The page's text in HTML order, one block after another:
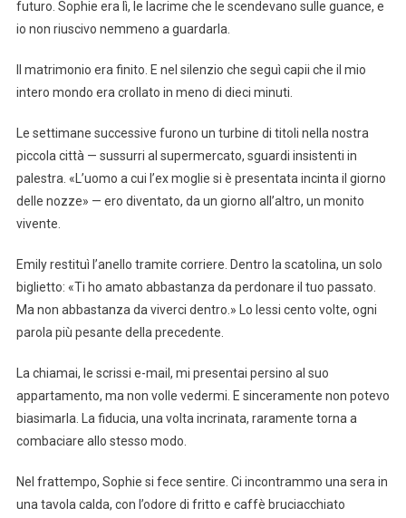
futuro. Sophie era lì, le lacrime che le scendevano sulle guance, e
io non riuscivo nemmeno a guardarla.
Il matrimonio era finito. E nel silenzio che seguì capii che il mio
intero mondo era crollato in meno di dieci minuti.
Le settimane successive furono un turbine di titoli nella nostra
piccola città — sussurri al supermercato, sguardi insistenti in
palestra. «L’uomo a cui l’ex moglie si è presentata incinta il giorno
delle nozze» — ero diventato, da un giorno all’altro, un monito
vivente.
Emily restituì l’anello tramite corriere. Dentro la scatolina, un solo
biglietto: «Ti ho amato abbastanza da perdonare il tuo passato.
Ma non abbastanza da viverci dentro.» Lo lessi cento volte, ogni
parola più pesante della precedente.
La chiamai, le scrissi e-mail, mi presentai persino al suo
appartamento, ma non volle vedermi. E sinceramente non potevo
biasimarla. La fiducia, una volta incrinata, raramente torna a
combaciare allo stesso modo.
Nel frattempo, Sophie si fece sentire. Ci incontrammo una sera in
una tavola calda, con l’odore di fritto e caffè bruciacchiato